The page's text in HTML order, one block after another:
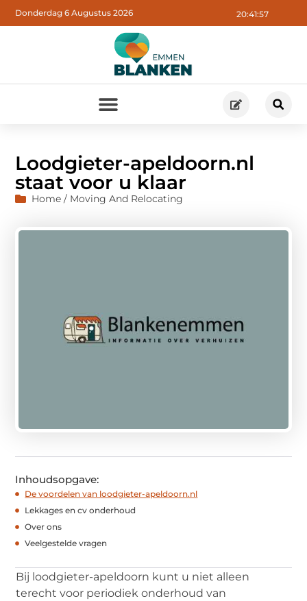
20:41:58
Donderdag 6 Augustus 2026
Loodgieter-apeldoorn.nl
staat voor u klaar
Home / Moving And Relocating
Inhoudsopgave:
De voordelen van loodgieter-apeldoorn.nl
Lekkages en cv onderhoud
Over ons
Veelgestelde vragen
Bij loodgieter-apeldoorn kunt u niet alleen
terecht voor periodiek onderhoud van